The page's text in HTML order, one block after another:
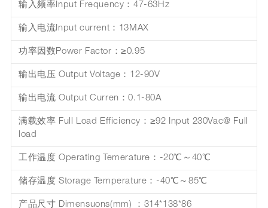
输入频率Input Frequency：47-63Hz
输入电流Input current：13MAX
功率因数Power Factor：≥0.95
输出电压 Output Voltage：12-90V
输出电流 Output Curren：0.1-80A
满载效率 Full Load Efficiency：≥92 Input 230Vac@ Full
load
工作温度 Operating Temerature：-20℃～40℃
储存温度 Storage Temperature：-40℃～85℃
产品尺寸 Dimensuons(mm) ：314*138*86